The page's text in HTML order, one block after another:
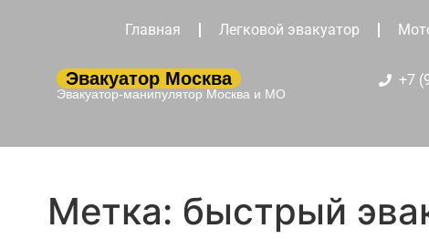
Главная Легковой эвакуатор
Эвакуатор Москва
Эвакуатор-манипулятор Москва и МО
+7
Метка: быстрый